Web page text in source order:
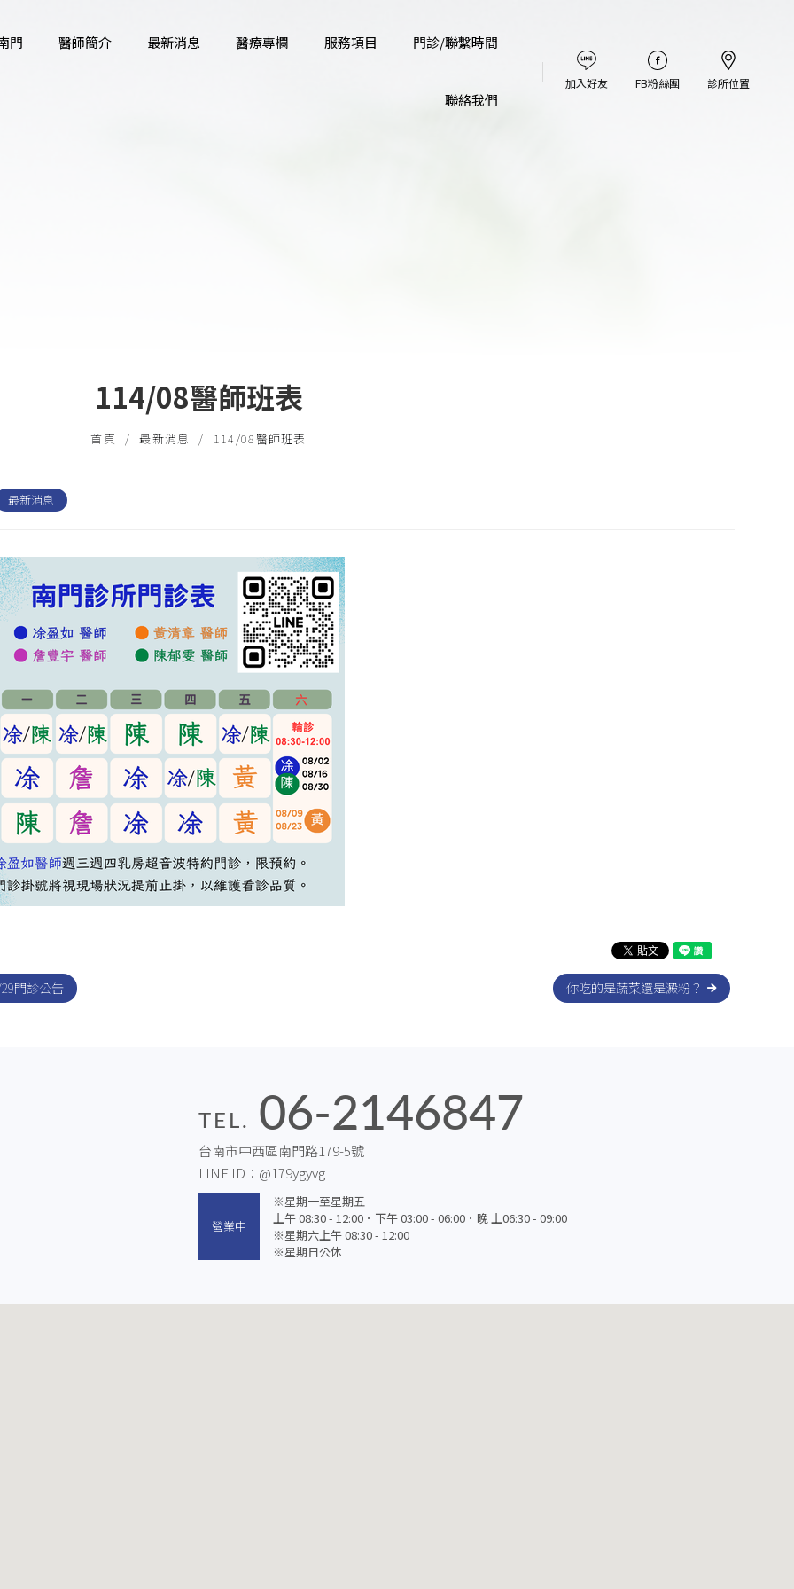
門 醫師簡介 最新消息 醫療專欄 服務項目 門診/聯繫時間
聯絡我們
加入好友 FB粉絲團 診所位置
首頁 最新消息 114/08醫師班表
114/08醫師班表
最新消息
門診公告 你吃的是蔬菜還是澱粉？
TEL. 06-2146847
台南市中西區南門路179-5號
LINE ID： @179ygyvg
營業中
※星期一至星期五
上午 08:30 - 12:00．下午 03:00 - 06:00．晚 上06:30 - 09:00
※星期六上午 08:30 - 12:00
※星期日公休